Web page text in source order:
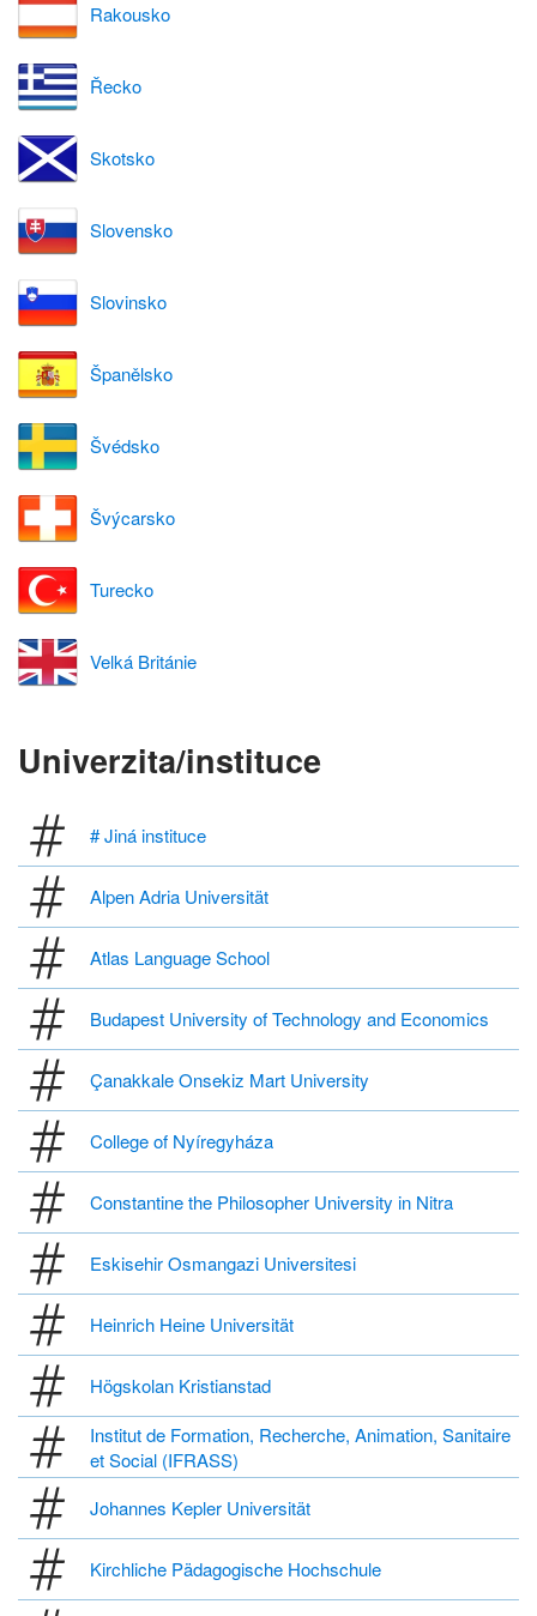
Rakousko
Řecko
Skotsko
Slovensko
Slovinsko
Španělsko
Švédsko
Švýcarsko
Turecko
Velká Británie
Univerzita/instituce
# Jiná instituce
Alpen Adria Universität
Atlas Language School
Budapest University of Technology and Economics
Çanakkale Onsekiz Mart University
College of Nyíregyháza
Constantine the Philosopher University in Nitra
Eskisehir Osmangazi Universitesi
Heinrich Heine Universität
Högskolan Kristianstad
Institut de Formation, Recherche, Animation, Sanitaire
et Social (IFRASS)
Johannes Kepler Universität
Kirchliche Pädagogische Hochschule